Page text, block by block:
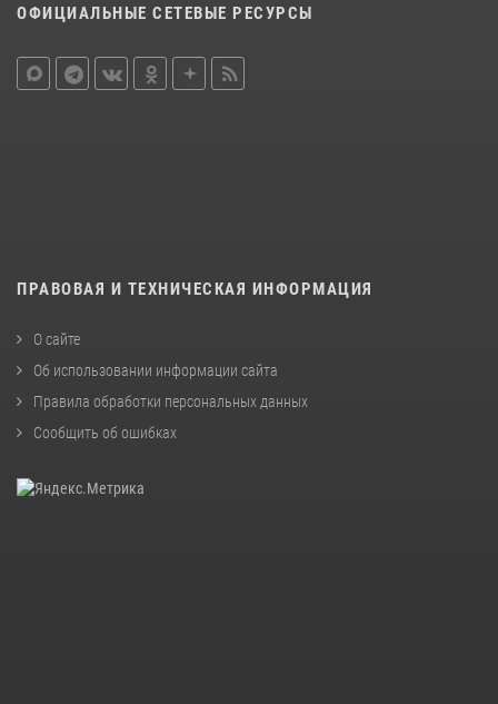
ОФИЦИАЛЬНЫЕ СЕТЕВЫЕ РЕСУРСЫ
ПРАВОВАЯ И ТЕХНИЧЕСКАЯ ИНФОРМАЦИЯ
О сайте
Об использовании информации сайта
Правила обработки персональных данных
Сообщить об ошибках